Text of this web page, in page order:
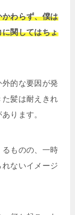
わらず、僕は
関してはちょ
的な要因が発
髪は耐えきれ
ります。
ものの、一時
ないイメージ